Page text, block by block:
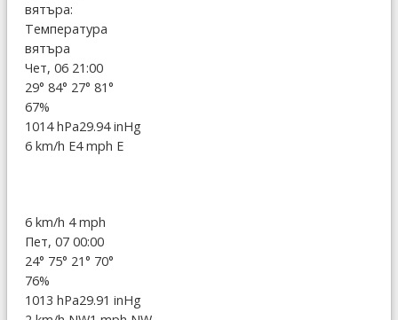
вятъра:
Температура
вятъра
Чет, 06 21:00
29° 84° 27° 81°
67%
1014 hPa29.94 inHg
6 km/h E4 mph E
6 km/h 4 mph
Пет, 07 00:00
24° 75° 21° 70°
76%
1013 hPa29.91 inHg